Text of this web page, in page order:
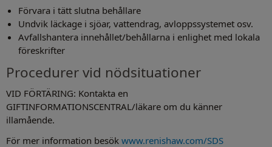
Förvara i tätt slutna behållare
Undvik läckage i sjöar, vattendrag, avloppssystemet osv.
Avfallshantera innehållet/behållarna i enlighet med lokala
föreskrifter
Procedurer vid nödsituationer
VID FÖRTÄRING: Kontakta en
GIFTINFORMATIONSCENTRAL/läkare om du känner
illamående.
För mer information besök www.renishaw.com/SDS